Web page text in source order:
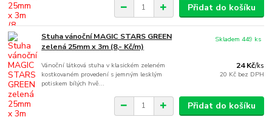
Přidat do košíku
Stuha vánoční MAGIC STARS GREEN
zelená 25mm x 3m (8,- Kč/m)
Vánoční látková stuha v klasickém zeleném
kostkovaném provedení s jemným lesklým
potiskem bílých hvě...
24 Kč/ks
20 Kč bez DPH
Skladem 449 ks
Přidat do košíku